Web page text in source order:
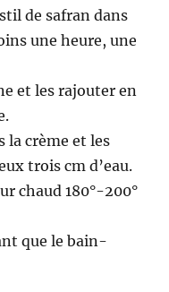
de safran dans
une heure, une
et les rajouter en
la crème et les
trois cm d’eau.
chaud 180°-200°
que le bain-